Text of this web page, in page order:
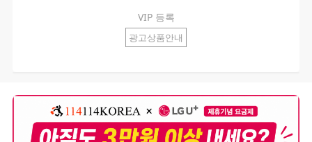
VIP 등록
광고상품안내